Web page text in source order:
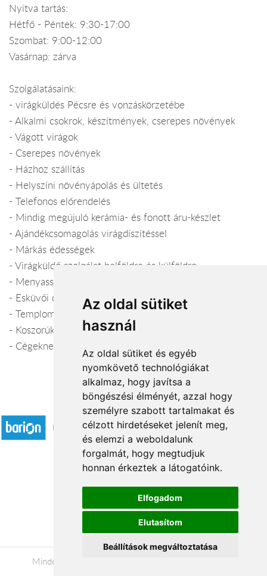
Az oldal sütiket
használ
Az oldal sütiket és egyéb
nyomkövető technológiákat
alkalmaz, hogy javítsa a
böngészési élményét, azzal hogy
személyre szabott tartalmakat és
célzott hirdetéseket jelenít meg,
és elemzi a weboldalunk
forgalmát, hogy megtudjuk
honnan érkeztek a látogatóink.
Elfogadom
Elutasítom
Beállítások megváltoztatása
Nyitva tartás:
Hétfő - Péntek: 9:30-17:00
Szombat: 9:00-12:00
Vasárnap: zárva
Szolgálatásaink:
- virágküldés Pécsre és vonzáskörzetébe
- Alkalmi csokrok, készítmények, cserepes növények
- Vágott virágok
- Cserepes növények
- Házhoz szállítás
- Helyszíni növényápolás és ültetés
- Telefonos előrendelés
- Mindig megújuló kerámia- és fonott áru-készlet
- Ajándékcsomagolás virágdíszítéssel
- Márkás édességek
- Virágküldő szolgálat belföldre és külföldre
- Menyasszonyi csokrok
- Esküvői dekoráció, teremdíszítés
- Templomdíszítés
- Koszorúk készítése, szállítása
- Cégeknek kedvezményes csokrok
Elfogadott fizetési módok
Á.SZ.F.
Impresszum
Adatkezelési tájékoztató
Minden jog fenntartva © 2026 |